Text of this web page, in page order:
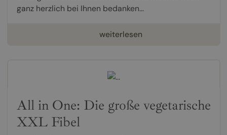
ganz herzlich bei Ihnen bedanken...
weiterlesen
All in One: Die große vegetarische
XXL Fibel